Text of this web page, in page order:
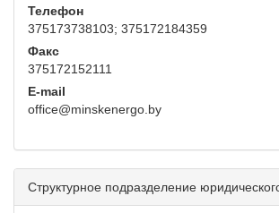
Телефон
375173738103; 375172184359
Факс
375172152111
E-mail
office@minskenergo.by
Структурное подразделение